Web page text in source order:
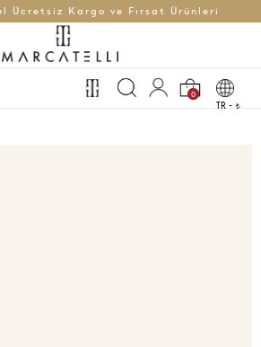
Ücretsiz Kargo ve Fırsat Ürünleri
0
TR - t